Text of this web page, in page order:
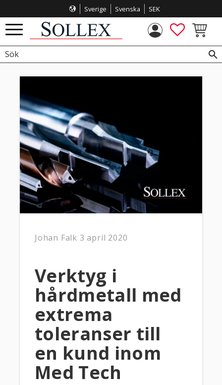
Meny
Sverige Svenska SEK
FAVORITER
Johan Falk 3 april 2020
Verktyg i
hårdmetall med
extrema
toleranser till
en kund inom
Med Tech